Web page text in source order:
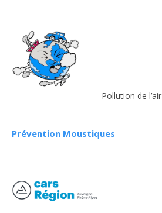
Pollution de l’air
Prévention Moustiques